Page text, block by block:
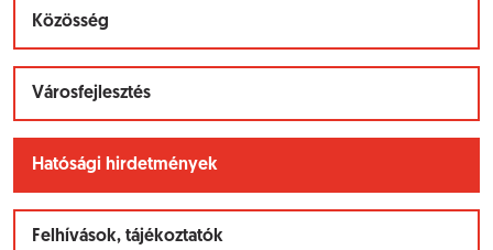
Közösség
Városfejlesztés
Hatósági hirdetmények
Felhívások, tájékoztatók